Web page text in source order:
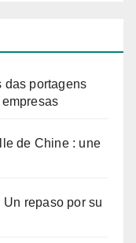
das portagens
de Chine : une
repaso por su